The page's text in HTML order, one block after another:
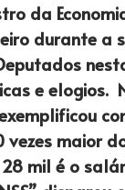
da
durante a
e elogios.
maior
mil é o